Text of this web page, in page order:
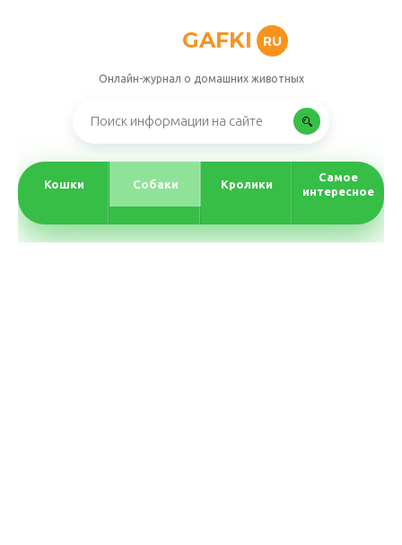
GAFKI RU
Онлайн-журнал о домашних животных
Кошки Собаки Кролики
Самое
интересное